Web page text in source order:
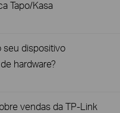
Tapo/Kasa
seu dispositivo
hardware?
vendas da TP-Link